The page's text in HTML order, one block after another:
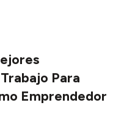
Para
Emprendedor